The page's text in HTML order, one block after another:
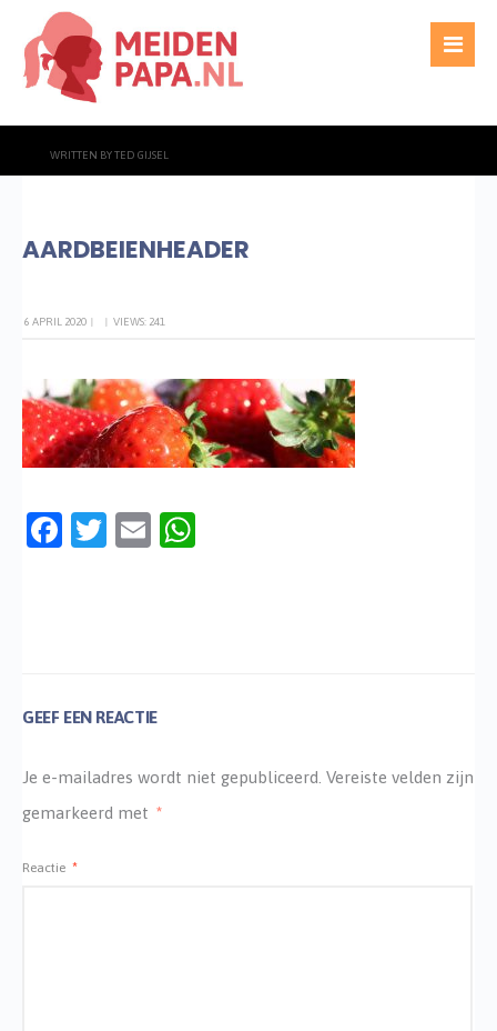
WRITTEN BYTED GIJSEL
AARDBEIENHEADER
6 APRIL 2020 | | VIEWS: 241
Facebook
Twitter
Email
GEEF EEN REACTIE
Je e-mailadres wordt niet gepubliceerd. Vereiste velden zijn
gemarkeerd met *
Reactie *